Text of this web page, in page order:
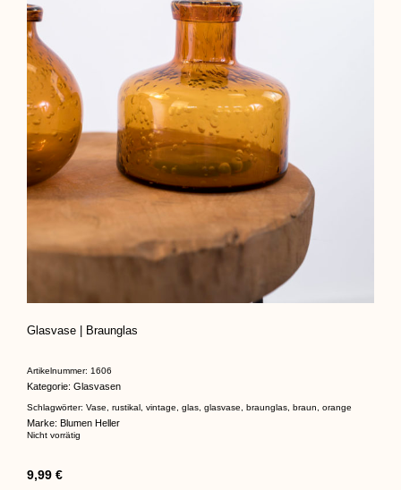
Glasvase | Braunglas
Artikelnummer: 1606
Kategorie: Glasvasen
Schlagwörter: Vase rustikal vintage glas glasvase braunglas braun orange
Marke: Blumen Heller
Nicht vorrätig
9,99 €